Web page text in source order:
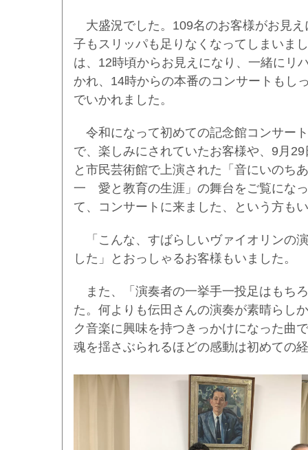
大盛況でした。109名のお客様がお見え
子もスリッパも足りなくなってしまいま
は、12時頃からお見えになり、一緒にリ
かれ、14時からの本番のコンサートもし
でいかれました。
令和になって初めての記念館コンサー
で、楽しみにされていたお客様や、9月
と市民芸術館で上演された「音にいのち
一 愛と教育の生涯」の舞台をご覧にな
て、コンサートに来ました、という方も
「こんな、すばらしいヴァイオリンの
した」とおっしゃるお客様もいました。
また、「演奏者の一挙手一投足はもち
た。何よりも伝田さんの演奏が素晴らし
ク音楽に興味を持つきっかけになった曲
魂を揺さぶられるほどの感動は初めての